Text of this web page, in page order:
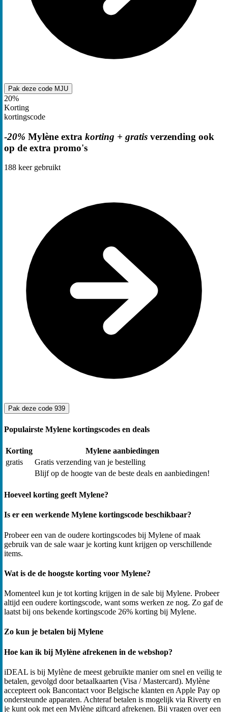
Pak deze code MJU
20%
Korting
kortingscode
-20% Mylène extra korting + gratis verzending ook
op de extra promo's
188 keer gebruikt
Pak deze code 939
Populairste Mylene kortingscodes en deals
Korting
Mylene aanbiedingen
gratis
Gratis verzending van je bestelling
Blijf op de hoogte van de beste deals en aanbiedingen!
Hoeveel korting geeft Mylene?
Is er een werkende Mylene kortingscode beschikbaar?
Probeer een van de oudere kortingscodes bij Mylene of maak
gebruik van de sale waar je korting kunt krijgen op verschillende
items.
Wat is de de hoogste korting voor Mylene?
Momenteel kun je tot korting krijgen in de sale bij Mylene. Probeer
altijd een oudere kortingscode, want soms werken ze nog. Zo gaf de
laatst bij ons bekende kortingscode 26% korting bij Mylene.
Zo kun je betalen bij Mylene
Hoe kan ik bij Mylène afrekenen in de webshop?
iDEAL is bij Mylène de meest gebruikte manier om snel en veilig te
betalen, gevolgd door betaalkaarten (Visa / Mastercard). Mylène
accepteert ook Bancontact voor Belgische klanten en Apple Pay op
ondersteunde apparaten. Achteraf betalen is mogelijk via Riverty en
je kunt ook met een Mylène giftcard afrekenen. Bij vragen over een